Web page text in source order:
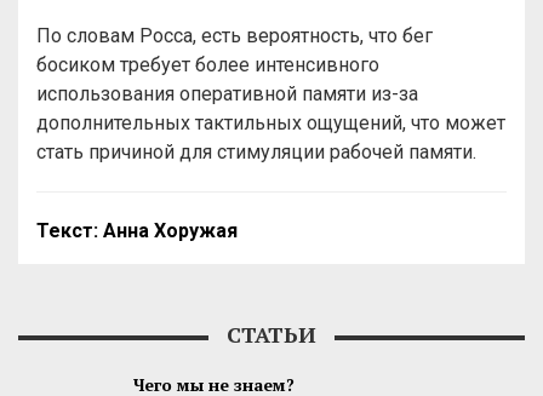
По словам Росса, есть вероятность, что бег
босиком требует более интенсивного
использования оперативной памяти из-за
дополнительных тактильных ощущений, что может
стать причиной для стимуляции рабочей памяти.
Текст: Анна Хоружая
СТАТЬИ
Чего мы не знаем?